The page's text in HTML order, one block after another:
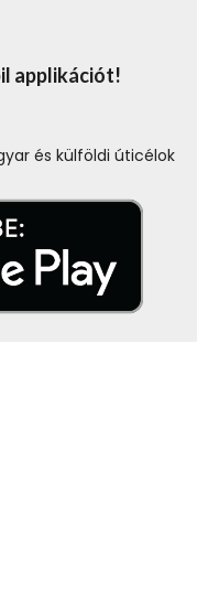
applikációt!
és külföldi úticélok